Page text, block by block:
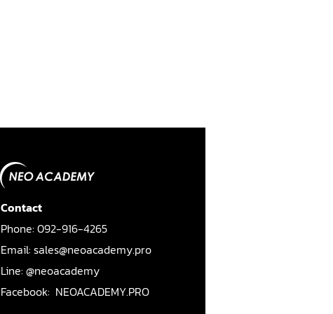
Contact
Phone: 092-916-4265
Email: sales@neoacademy.pro
Line: @neoacademy
Facebook: NEOACADEMY.PRO